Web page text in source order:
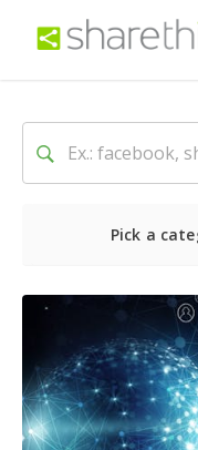
Pick a
最新